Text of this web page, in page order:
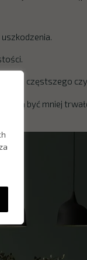
częstszego
być mniej